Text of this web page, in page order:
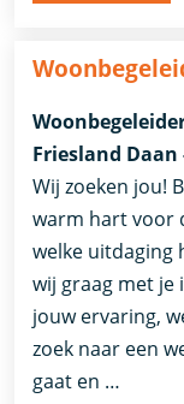
Friesland Daan
Wij zoeken jou!
warm hart voor
welke uitdaging
wij graag met je
jouw ervaring,
zoek naar een
gaat en …